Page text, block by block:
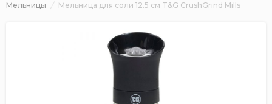
Мельницы
Мельница для соли 12.5 см T&G CrushGrind Mills